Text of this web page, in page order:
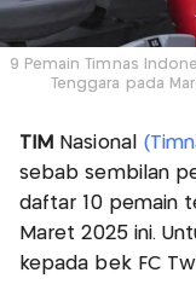
9 Pemain Timnas
Tenggara pada
TIM Nasional
sebab sembilan
daftar 10 pemain
Maret 2025 ini.
kepada bek FC